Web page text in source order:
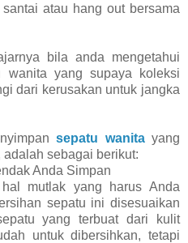
atau hang out bersama
bila anda mengetahui
wanita yang supaya koleksi
dari kerusakan untuk jangka
sepatu wanita yang
adalah sebagai berikut:
Anda Simpan
mutlak yang harus Anda
sepatu ini disesuaikan
yang terbuat dari kulit
untuk dibersihkan, tetapi